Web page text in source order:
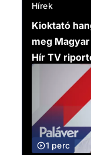
Hírek
Kioktató
meg
Hír TV
1 perc